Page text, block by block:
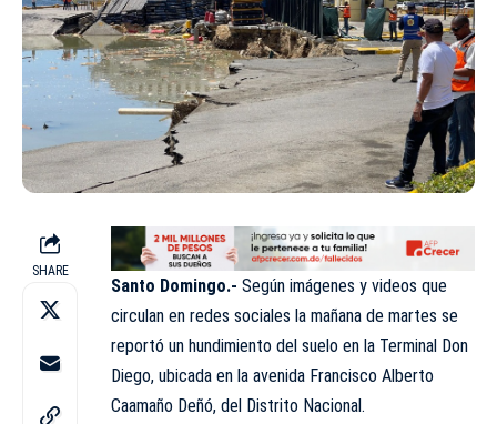
SHARE
Santo Domingo.- Según imágenes y videos que
circulan en redes sociales la mañana de martes se
reportó un hundimiento del suelo en la Terminal Don
Diego, ubicada en la avenida Francisco Alberto
Caamaño Deñó, del Distrito Nacional.